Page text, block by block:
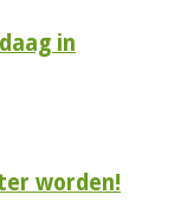
in
worden!